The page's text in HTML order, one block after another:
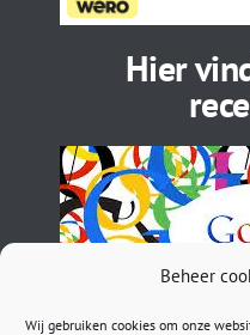
Beheer
Wij gebruiken cookies om onze
Hier